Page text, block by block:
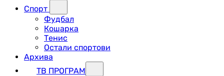
Спорт
Фудбал
Кошарка
Тенис
Остали спортови
Архива
ТВ ПРОГРАМ